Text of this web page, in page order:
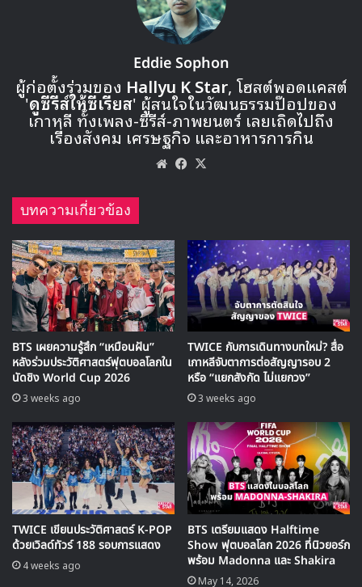
🎙GYUBIN ปลื้มเมืองไทยขนาดไหน? ถึงกลับมาถ่าย
MV เพลงใหม่ LIKE U 100 ที่กรุงเทพ
▶ คลิกดูสัมภาษณ์พิเศษ
กลับมาที่วงการ K-Pop เมื่อท่าแด๊บมาจากสายฮิปฮอป วงการ
ฮิปฮอปของเกาหลีก็เลยรับมาเต็มๆ โดยมีตัวพ่ออย่าง
ต่อในรายการ Infinity Challenge จนคนทำตามกันได้ทั่ว
เมื่อท่าแด๊บกลายเป็นโรคระบาดแบบนี้เหล่าไอดอลก็คงไม่พลาด
ที่จะเล่นสนุกกันกับท่านี้ จนสุดท้ายแล้ว แด๊บ เลยกลายเป็นท่า
เต้นสำคัญของปี 2016 ที่ซ่อนอยู่ในท่าเต้นของไอดอลกรุ๊ป
Eddie Sophon
ผู้ก่อตั้งร่วมของ Hallyu K Star, โฮสต์พอดแคสต์
'ดูซีรีส์ให้ซีเรียส' ผู้สนใจในวัฒนธรรมป๊อปของ
เกาหลี ทั้งเพลง-ซีรีส์-ภาพยนตร์ เลยเถิดไปถึง
เรื่องสังคม เศรษฐกิจ และอาหารการกิน
WebsiteFacebook
บทความเกี่ยวข้อง
BTS เผยความรู้สึก “เหมือนฝัน”
หลังร่วมประวัติศาสตร์ฟุตบอลโลกใน
นัดชิง World Cup 2026
3 weeks ago
TWICE กับการเดินทางบทใหม่? สื่อ
เกาหลีจับตาการต่อสัญญารอบ 2
หรือ “แยกสังกัด ไม่แยกวง”
3 weeks ago
TWICE เขียนประวัติศาสตร์ K-POP
ด้วยเวิลด์ทัวร์ 188 รอบการแสดง
4 weeks ago
BTS เตรียมแสดง Halftime
Show ฟุตบอลโลก 2026 ที่นิวยอร์ก
พร้อม Madonna และ Shakira
May 14, 2026